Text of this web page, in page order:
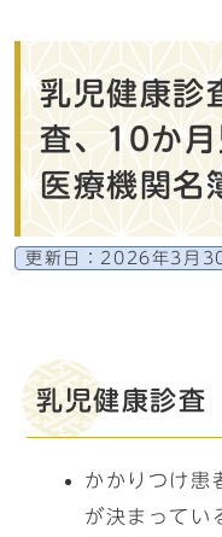
乳児健康診
査、10か月
医療機関名
更新日： 2026年3月
乳児健康診
かかりつけ患
が決まってい